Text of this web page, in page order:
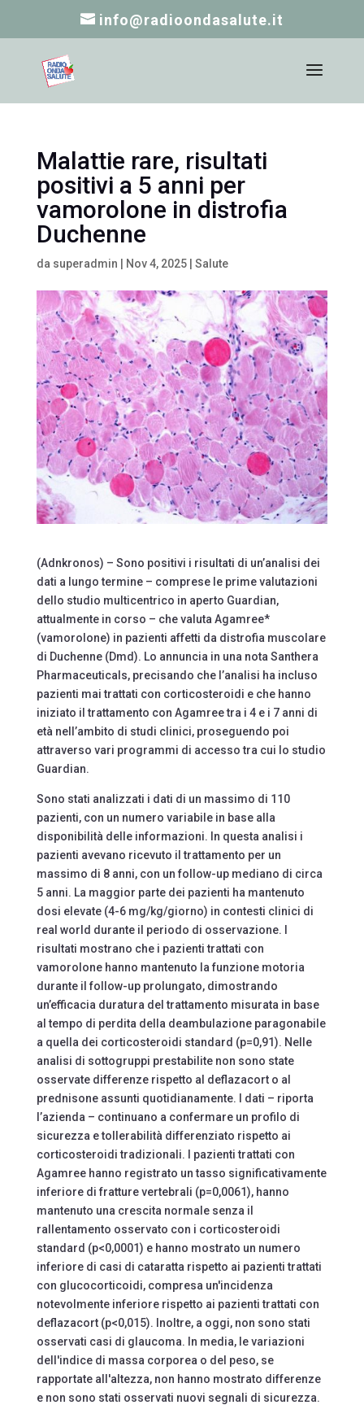
info@radioondasalute.it
Malattie rare, risultati
positivi a 5 anni per
vamorolone in distrofia
Duchenne
da superadmin Nov 4, 2025| Salute
(Adnkronos) – Sono positivi i risultati di un’analisi dei
dati a lungo termine – comprese le prime valutazioni
dello studio multicentrico in aperto Guardian,
attualmente in corso – che valuta Agamree*
(vamorolone) in pazienti affetti da distrofia muscolare
di Duchenne (Dmd). Lo annuncia in una nota Santhera
Pharmaceuticals, precisando che l’analisi ha incluso
pazienti mai trattati con corticosteroidi e che hanno
iniziato il trattamento con Agamree tra i 4 e i 7 anni di
età nell’ambito di studi clinici, proseguendo poi
attraverso vari programmi di accesso tra cui lo studio
Guardian.
Sono stati analizzati i dati di un massimo di 110
pazienti, con un numero variabile in base alla
disponibilità delle informazioni. In questa analisi i
pazienti avevano ricevuto il trattamento per un
massimo di 8 anni, con un follow-up mediano di circa
5 anni. La maggior parte dei pazienti ha mantenuto
dosi elevate (4-6 mg/kg/giorno) in contesti clinici di
real world durante il periodo di osservazione. I
risultati mostrano che i pazienti trattati con
vamorolone hanno mantenuto la funzione motoria
durante il follow-up prolungato, dimostrando
un’efficacia duratura del trattamento misurata in base
al tempo di perdita della deambulazione paragonabile
a quella dei corticosteroidi standard (p=0,91). Nelle
analisi di sottogruppi prestabilite non sono state
osservate differenze rispetto al deflazacort o al
prednisone assunti quotidianamente. I dati – riporta
l’azienda – continuano a confermare un profilo di
sicurezza e tollerabilità differenziato rispetto ai
corticosteroidi tradizionali. I pazienti trattati con
Agamree hanno registrato un tasso significativamente
inferiore di fratture vertebrali (p=0,0061), hanno
mantenuto una crescita normale senza il
rallentamento osservato con i corticosteroidi
standard (p<0,0001) e hanno mostrato un numero
inferiore di casi di cataratta rispetto ai pazienti trattati
con glucocorticoidi, compresa un'incidenza
notevolmente inferiore rispetto ai pazienti trattati con
deflazacort (p<0,015). Inoltre, a oggi, non sono stati
osservati casi di glaucoma. In media, le variazioni
dell'indice di massa corporea o del peso, se
rapportate all'altezza, non hanno mostrato differenze
e non sono stati osservati nuovi segnali di sicurezza.